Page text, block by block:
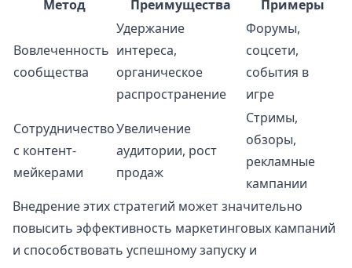
Метод
Преимущества Примеры
Вовлеченность
сообщества
Удержание
интереса,
органическое
распространение
Форумы,
соцсети,
события в
игре
Сотрудничество
с контент-
мейкерами
Увеличение
аудитории, рост
продаж
Стримы,
обзоры,
рекламные
кампании
Внедрение этих стратегий может значительно
повысить эффективность маркетинговых кампаний
и способствовать успешному запуску и